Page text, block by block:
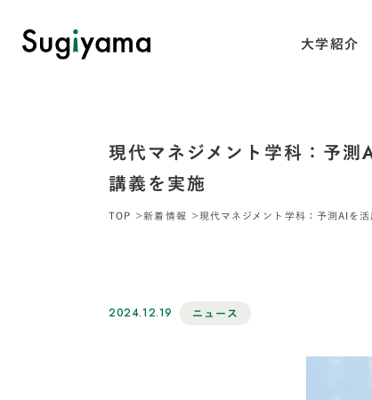
大学紹介
現代マネジメント学科：予
講義を実施
TOP 新着情報 現代マネジメント学科：予測AIを
2024.12.19 ニュース